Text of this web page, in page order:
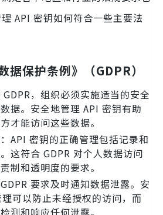
API 密钥如何符合一些主要法
据保护条例》（GDPR）
GDPR，组织必须实施适当的安全
据。安全地管理 API 密钥有助
才能访问这些数据。
：API 密钥的正确管理包括记录和
这符合 GDPR 对个人数据访问
制和透明度的要求。
要求及时通知数据泄露。安
可以防止未经授权的访问，而